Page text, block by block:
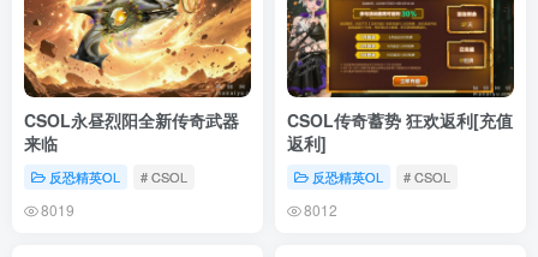
CSOL永昼烈阳全新传奇武器
来临
反恐精英OL # CSOL
8019
CSOL传奇蓄势 狂欢返利[充值
返利]
反恐精英OL # CSOL
8012